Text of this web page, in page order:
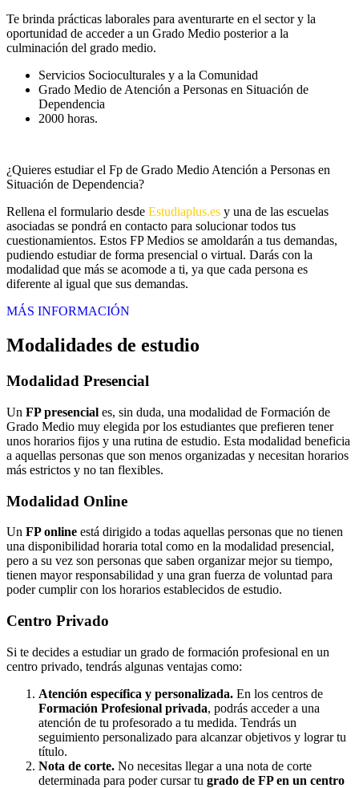
Te brinda prácticas laborales para aventurarte en el sector y la
oportunidad de acceder a un Grado Medio posterior a la
culminación del grado medio.
Servicios Socioculturales y a la Comunidad
Grado Medio de Atención a Personas en Situación de
Dependencia
2000 horas.
¿Quieres estudiar el Fp de Grado Medio Atención a Personas en
Situación de Dependencia?
Rellena el formulario desde Estudiaplus.es y una de las escuelas
asociadas se pondrá en contacto para solucionar todos tus
cuestionamientos. Estos FP Medios se amoldarán a tus demandas,
pudiendo estudiar de forma presencial o virtual. Darás con la
modalidad que más se acomode a ti, ya que cada persona es
diferente al igual que sus demandas.
MÁS INFORMACIÓN
Modalidades de estudio
Modalidad Presencial
Un FP presencial es, sin duda, una modalidad de Formación de
Grado Medio muy elegida por los estudiantes que prefieren tener
unos horarios fijos y una rutina de estudio. Esta modalidad beneficia
a aquellas personas que son menos organizadas y necesitan horarios
más estrictos y no tan flexibles.
Modalidad Online
Un FP online está dirigido a todas aquellas personas que no tienen
una disponibilidad horaria total como en la modalidad presencial,
pero a su vez son personas que saben organizar mejor su tiempo,
tienen mayor responsabilidad y una gran fuerza de voluntad para
poder cumplir con los horarios establecidos de estudio.
Centro Privado
Si te decides a estudiar un grado de formación profesional en un
centro privado, tendrás algunas ventajas como:
Atención específica y personalizada. En los centros de
Formación Profesional privada, podrás acceder a una
atención de tu profesorado a tu medida. Tendrás un
seguimiento personalizado para alcanzar objetivos y lograr tu
título.
Nota de corte. No necesitas llegar a una nota de corte
determinada para poder cursar tu grado de FP en un centro